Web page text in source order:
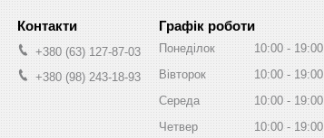
+380 (63) 127-87-03
+380 (98) 243-18-93
Графік роботи
Понеділок 10:00
19:00
Вівторок
10:00
19:00
Середа
10:00
19:00
Четвер
10:00
19:00